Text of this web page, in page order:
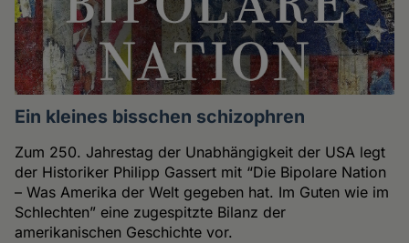
Ein kleines bisschen schizophren
Zum 250. Jahrestag der Unabhängigkeit der USA legt
der Historiker Philipp Gassert mit “Die Bipolare Nation
– Was Amerika der Welt gegeben hat. Im Guten wie im
Schlechten” eine zugespitzte Bilanz der
amerikanischen Geschichte vor.